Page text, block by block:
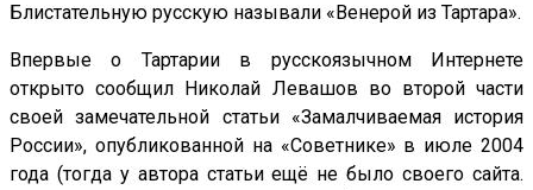
Блистательную русскую называли «Венерой из Тартара».
Впервые о Тартарии в русскоязычном Интернете
открыто сообщил Николай Левашов во второй части
своей замечательной статьи «Замалчиваемая история
России», опубликованной на «Советнике» в июле 2004
года (тогда у автора статьи ещё не было своего сайта.